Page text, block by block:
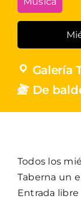
Galería
De
Todos los
Taberna un
Entrada